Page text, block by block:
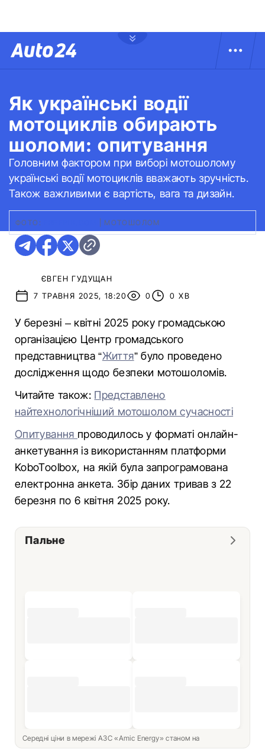
Як українські водії
мотоциклів обирають
шоломи: опитування
Головним фактором при виборі мотошолому
українські водії мотоциклів вважають зручність.
Також важливими є вартість, вага та дизайн.
ФОТО: МОТОШОЛОМ
ЄВГЕН ГУДУЩАН
7 ТРАВНЯ 2025, 18:20
0 0 ХВ
У березні – квітні 2025 року громадською
організацією Центр громадського
представництва “Життя” було проведено
дослідження щодо безпеки мотошоломів.
Читайте також: Представлено
найтехнологічніший мотошолом сучасності
Опитування проводилось у форматі онлайн-
анкетування із використанням платформи
KoboToolbox, на якій була запрограмована
електронна анкета. Збір даних тривав з 22
березня по 6 квітня 2025 року.
Пальне
Середні ціни в мережі АЗС «Amic Energy» станом на